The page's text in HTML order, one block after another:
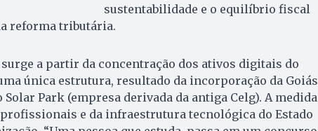
sustentabilidade e o equilíbrio fiscal
reforma tributária.
a partir da concentração dos ativos digitais do
única estrutura, resultado da incorporação da Goiás
Park (empresa derivada da antiga Celg). A medida
e da infraestrutura tecnológica do Estado